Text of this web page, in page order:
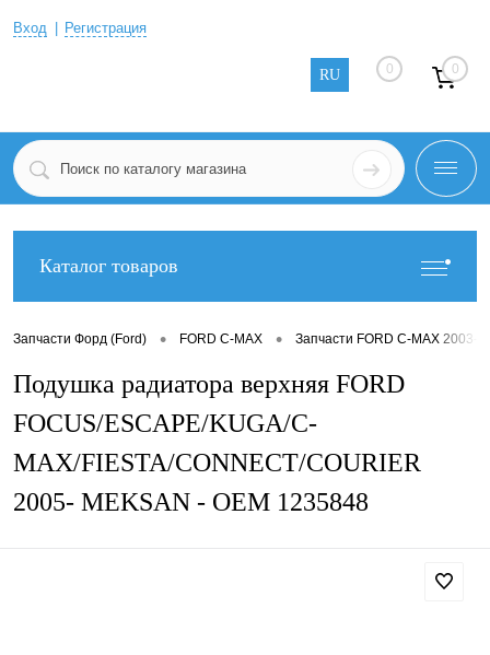
Вход Регистрация
RU 0 0
Каталог товаров
Запчасти Форд (Ford) • FORD C-MAX • Запчасти FORD C-MAX 2003-
Подушка радиатора верхняя FORD
FOCUS/ESCAPE/KUGA/C-
MAX/FIESTA/CONNECT/COURIER
2005- MEKSAN - OEM 1235848